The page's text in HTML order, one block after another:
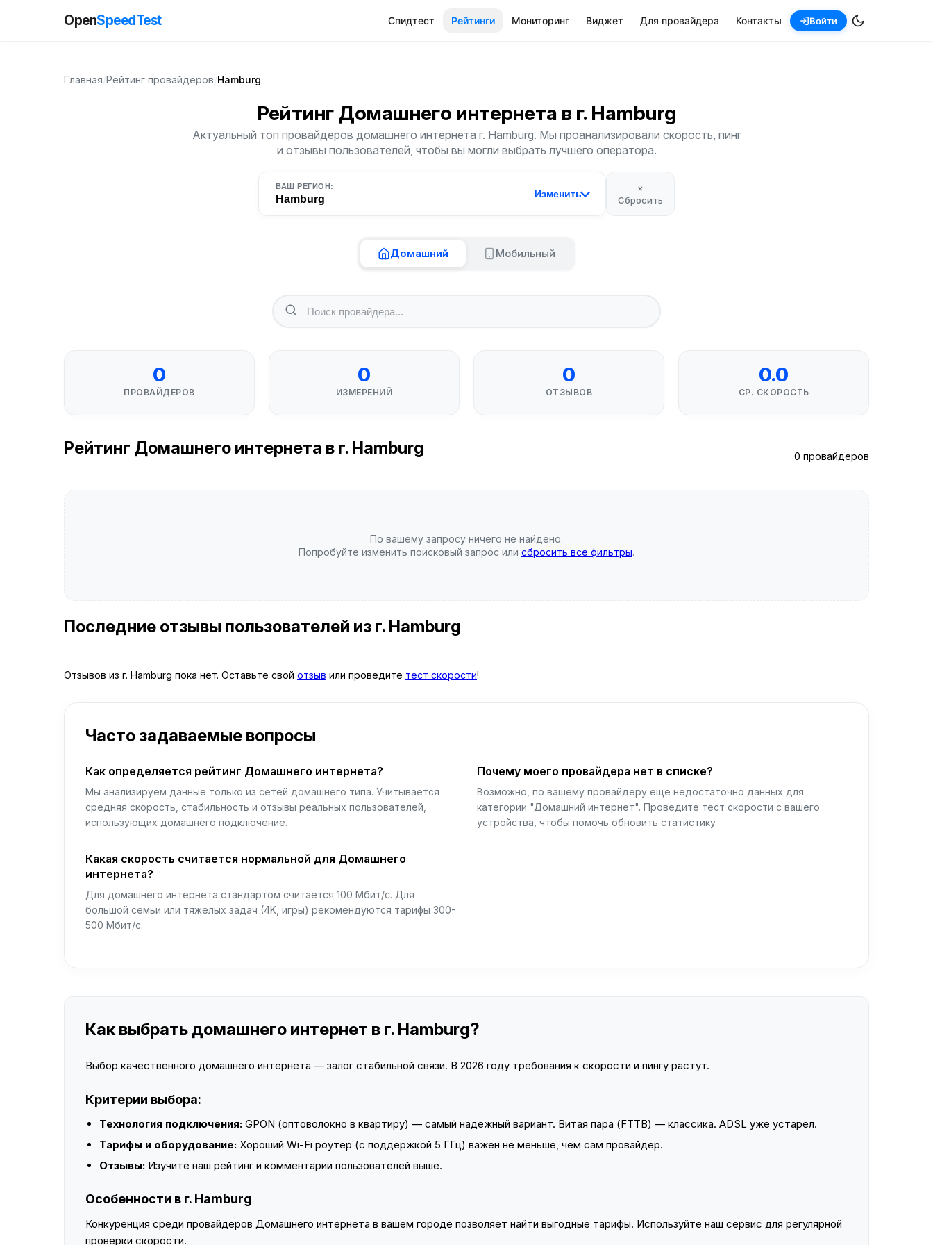
OpenSpeedTest Спидтест Рейтинги Мониторинг Виджет Для провайдера Контакты Войти
Главная Рейтинг провайдеров Hamburg
Рейтинг Домашнего интернета в г. Hamburg
Актуальный топ провайдеров домашнего интернета г. Hamburg. Мы проанализировали скорость, пинг
и отзывы пользователей, чтобы вы могли выбрать лучшего оператора.
ВАШ РЕГИОН:
Hamburg Изменить
×
Сбросить
Домашний Мобильный
0
ПРОВАЙДЕРОВ
0
ИЗМЕРЕНИЙ
0
ОТЗЫВОВ
0.0
СР. СКОРОСТЬ
Рейтинг Домашнего интернета в г. Hamburg 0 провайдеров
По вашему запросу ничего не найдено.
Попробуйте изменить поисковый запрос или сбросить все фильтры.
Последние отзывы пользователей из г. Hamburg
Отзывов из г. Hamburg пока нет. Оставьте свой отзыв или проведите тест скорости!
Часто задаваемые вопросы
Как определяется рейтинг Домашнего интернета?
Мы анализируем данные только из сетей домашнего типа. Учитывается
средняя скорость, стабильность и отзывы реальных пользователей,
использующих домашнего подключение.
Почему моего провайдера нет в списке?
Возможно, по вашему провайдеру еще недостаточно данных для
категории "Домашний интернет". Проведите тест скорости с вашего
устройства, чтобы помочь обновить статистику.
Какая скорость считается нормальной для Домашнего
интернета?
Для домашнего интернета стандартом считается 100 Мбит/с. Для
большой семьи или тяжелых задач (4K, игры) рекомендуются тарифы 300-
500 Мбит/с.
Как выбрать домашнего интернет в г. Hamburg?
Выбор качественного домашнего интернета — залог стабильной связи. В 2026 году требования к скорости и пингу растут.
Критерии выбора:
Технология подключения: GPON (оптоволокно в квартиру) — самый надежный вариант. Витая пара (FTTB) — классика. ADSL уже устарел.
Тарифы и оборудование: Хороший Wi-Fi роутер (с поддержкой 5 ГГц) важен не меньше, чем сам провайдер.
Отзывы: Изучите наш рейтинг и комментарии пользователей выше.
Особенности в г. Hamburg
Конкуренция среди провайдеров Домашнего интернета в вашем городе позволяет найти выгодные тарифы. Используйте наш сервис для регулярной
проверки скорости.